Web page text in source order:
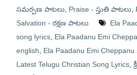
సమర్పణ పాటలు, Praise - స్తుతి పాటలు,
Salvation - రక్షణ పాటలు
Ela
song lyrics, Ela Paadanu Emi
english
Ela Paadanu Emi
Latest Telugu Christian Song Lyrics,